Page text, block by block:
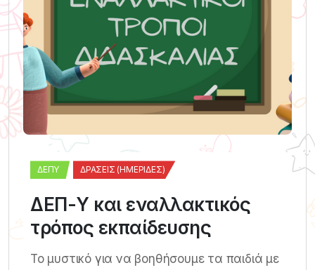
ΔΕΠΥ ΔΡΆΣΕΙΣ (ΗΜΕΡΊΔΕΣ)
ΔΕΠ-Υ και εναλλακτικός
τρόπος εκπαίδευσης
Το μυστικό για να βοηθήσουμε τα παιδιά με